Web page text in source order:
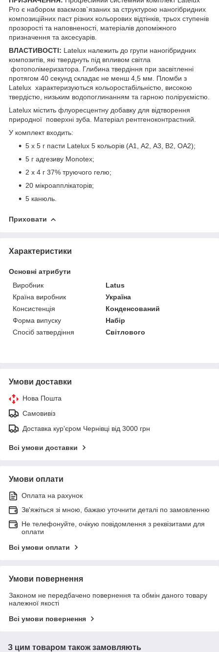
Pro є набором взаємозв`язаних за структурою наногібридних
композиційних паст різних кольорових відтінків, трьох ступенів
прозорості та наповненості, матеріалів допоміжного
призначення та аксесуарів.
ВЛАСТИВОСТІ: Latelux належить до групи наногібридних
композитів, які тверднуть під впливом світла
фотополімеризатора. Глибина твердіння при засвітленні
протягом 40 секунд складає не менш 4,5 мм. Пломби з
Latelux характеризуються кольоростабільністю, високою
твердістю, низьким водопоглинанням та гарною поліруємістю.
Latelux містить флуоресцентну добавку для відтворення
природної поверхні зуба. Матеріал рентгеноконтрастний.
У комплект входить:
5 x 5 г пасти Latelux 5 кольорів (А1, А2, А3, В2, ОА2);
5 г адгезиву Monotex;
2 x 4 г 37% труючого гелю;
20 мікроапплікаторів;
5 канюль.
Приховати
Характеристики
Основні атрибути
Виробник
Latus
Країна виробник
Україна
Консистенція
Конденсований
Форма випуску
Набір
Спосіб затвердіння
Світлового
Умови доставки
Нова Пошта
Самовивіз
Доставка кур'єром Чернівці від 3000 грн
Всі умови доставки
Умови оплати
Оплата на рахунок
Зв'яжіться зі мною, бажаю уточнити деталі по замовленню
Не телефонуйте, очікую повідомлення з реквізитами для
оплати
Всі умови оплати
Умови повернення
Законом не передбачено повернення та обмін даного товару
належної якості
Всі умови повернення
З цим товаром також замовляють